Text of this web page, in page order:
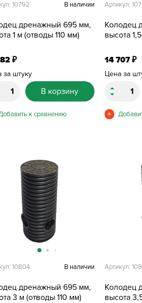
дренажный 695 мм,
1 м (отводы 110 мм)
10792 В наличии
₽
за штуку
В корзину
Колодец
высота
Артикул:
14 707 ₽
Цена за
дренажный 695 мм,
3 м (отводы 110 мм)
10804 В наличии
Колодец
высота
Артикул: